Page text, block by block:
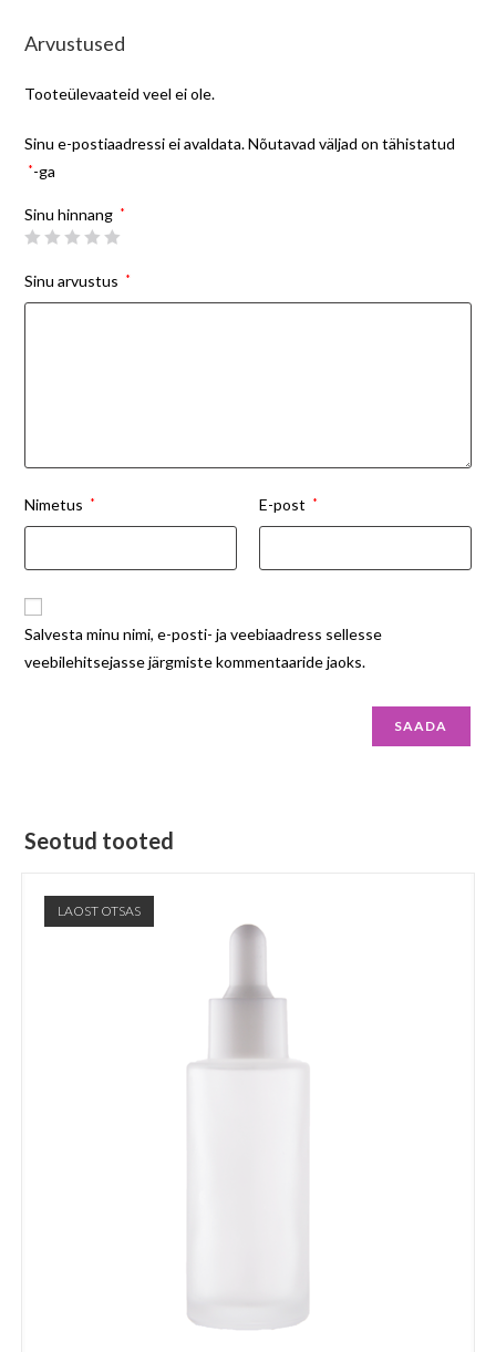
Arvustused
Tooteülevaateid veel ei ole.
Sinu e-postiaadressi ei avaldata. Nõutavad väljad on tähistatud
*-ga
Sinu hinnang *
Sinu arvustus *
Nimetus * E-post *
Salvesta minu nimi, e-posti- ja veebiaadress sellesse
veebilehitsejasse järgmiste kommentaaride jaoks.
Seotud tooted
LAOST OTSAS